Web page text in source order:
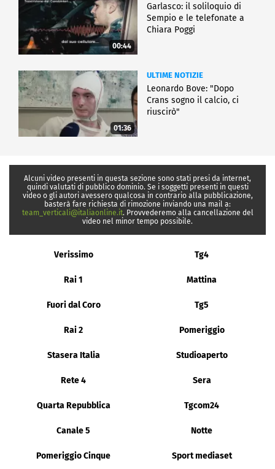
00:44
Garlasco: il soliloquio di
Sempio e le telefonate a
Chiara Poggi
01:36
ULTIME NOTIZIE
Leonardo Bove: "Dopo
Crans sogno il calcio, ci
riuscirò"
Alcuni video presenti in questa sezione sono stati presi da internet,
quindi valutati di pubblico dominio. Se i soggetti presenti in questi
video o gli autori avessero qualcosa in contrario alla pubblicazione,
basterà fare richiesta di rimozione inviando una mail a:
team_verticali@italiaonline.it. Provvederemo alla cancellazione del
video nel minor tempo possibile.
Verissimo Tg4
Rai 1 Mattina
Fuori dal Coro Tg5
Rai 2 Pomeriggio
Stasera Italia Studioaperto
Rete 4 Sera
Quarta Repubblica Tgcom24
Canale 5 Notte
Pomeriggio Cinque Sport mediaset